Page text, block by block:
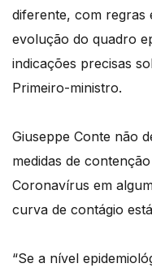
diferente, com regras
evolução do quadro
indicações precisas
Primeiro-ministro.
Giuseppe Conte não
medidas de
Coronavírus em
curva de contágio
“Se a nível